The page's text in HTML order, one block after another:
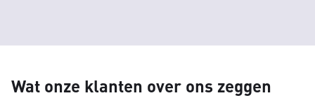
Wat onze klanten over ons zeggen